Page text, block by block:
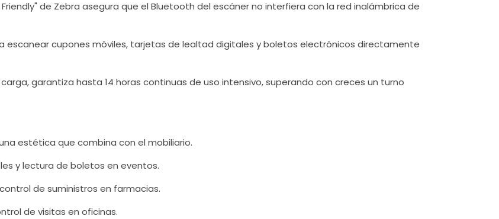
Friendly" de Zebra asegura que el Bluetooth del escáner no interfiera con la red inalámbrica de
escanear cupones móviles, tarjetas de lealtad digitales y boletos electrónicos directamente
garantiza hasta 14 horas continuas de uso intensivo, superando con creces un turno
estética que combina con el mobiliario.
y lectura de boletos en eventos.
de suministros en farmacias.
de visitas en oficinas.